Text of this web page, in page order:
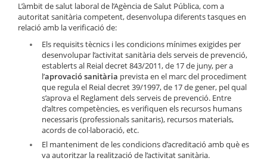
Publicacions, formació i recerca
Actualitat
Contacte
Idioma: ca
L’àmbit de salut laboral de l’Agència de Salut Pública, com a
autoritat sanitària competent, desenvolupa diferents tasques en
relació amb la verificació de:
Els requisits tècnics i les condicions mínimes exigides per
desenvolupar l’activitat sanitària dels serveis de prevenció,
establerts al Reial decret 843/2011, de 17 de juny, per a
l’aprovació sanitària prevista en el marc del procediment
que regula el Reial decret 39/1997, de 17 de gener, pel qual
s’aprova el Reglament dels serveis de prevenció. Entre
d’altres competències, es verifiquen els recursos humans
necessaris (professionals sanitaris), recursos materials,
acords de col·laboració, etc.
El manteniment de les condicions d’acreditació amb què es
va autoritzar la realització de l’activitat sanitària.